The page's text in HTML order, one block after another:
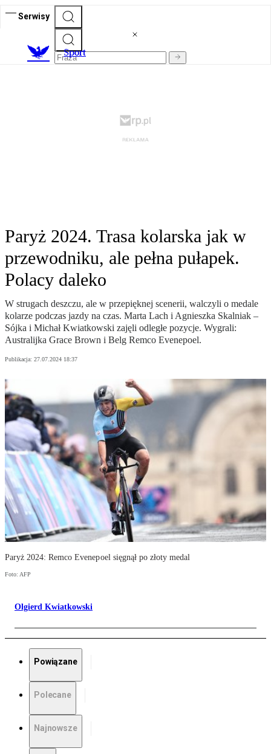
Serwisy
Sport
Paryż 2024. Trasa kolarska jak w
przewodniku, ale pełna pułapek.
Polacy daleko
W strugach deszczu, ale w przepięknej scenerii, walczyli o medale
kolarze podczas jazdy na czas. Marta Lach i Agnieszka Skalniak –
Sójka i Michał Kwiatkowski zajęli odległe pozycje. Wygrali:
Australijka Grace Brown i Belg Remco Evenepoel.
Publikacja: 27.07.2024 18:37
Paryż 2024: Remco Evenepoel sięgnął po złoty medal
Foto: AFP
Olgierd Kwiatkowski
Powiązane
Polecane
Najnowsze